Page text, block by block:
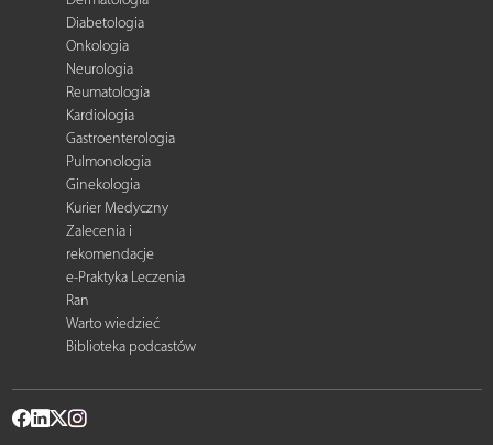
Diabetologia
Onkologia
Neurologia
Reumatologia
Kardiologia
Gastroenterologia
Pulmonologia
Ginekologia
Kurier Medyczny
Zalecenia i
rekomendacje
e-Praktyka Leczenia
Ran
Warto wiedzieć
Biblioteka podcastów